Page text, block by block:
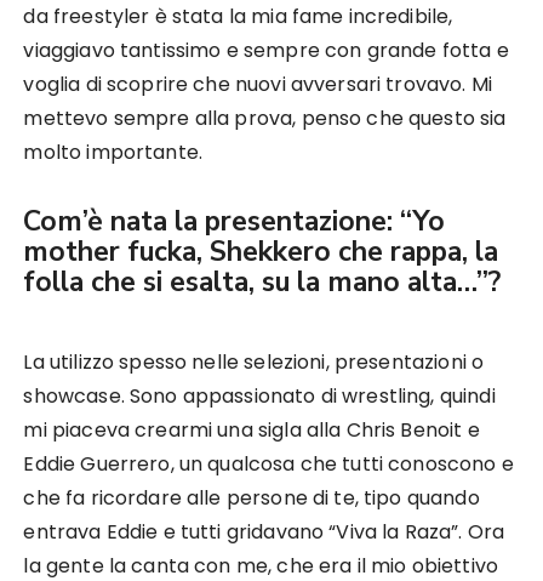
da freestyler è stata la mia fame incredibile,
viaggiavo tantissimo e sempre con grande fotta e
voglia di scoprire che nuovi avversari trovavo. Mi
mettevo sempre alla prova, penso che questo sia
molto importante.
Com’è nata la presentazione: “Yo
mother fucka, Shekkero che rappa, la
folla che si esalta, su la mano alta…”?
La utilizzo spesso nelle selezioni, presentazioni o
showcase. Sono appassionato di wrestling, quindi
mi piaceva crearmi una sigla alla Chris Benoit e
Eddie Guerrero, un qualcosa che tutti conoscono e
che fa ricordare alle persone di te, tipo quando
entrava Eddie e tutti gridavano “Viva la Raza”. Ora
la gente la canta con me, che era il mio obiettivo